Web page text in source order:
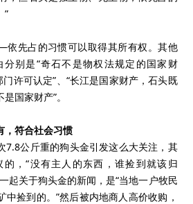
”
先占的习惯可以取得其所有权。其他
别是“奇石不是物权法规定的国家财
门许可认定”、“长江是国家财产，石头既
国家财产”。
，符合社会习惯
7.8公斤重的狗头金引发这么大关注，其
，“没有主人的东西，谁捡到就该归
起关于狗头金的新闻，是“当地一户牧民
捡到的。”然后被内地商人高价收购，